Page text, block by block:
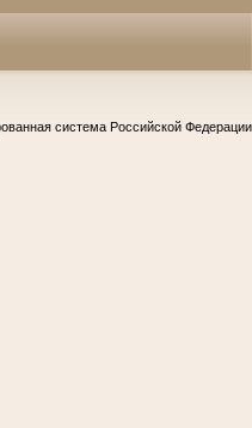
система Российской